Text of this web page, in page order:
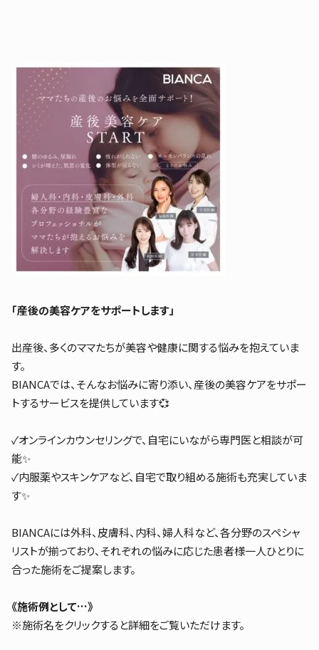
「産後の美容ケアをサポートします」
出産後、多くのママたちが美容や健康に関する悩みを抱えていま
す。
BIANCAでは、そんなお悩みに寄り添い、産後の美容ケアをサポー
トするサービスを提供しています💞
✓オンラインカウンセリングで、自宅にいながら専門医と相談が可
能✨
✓内服薬やスキンケアなど、自宅で取り組める施術も充実していま
す✨
BIANCAには外科、皮膚科、内科、婦人科など、各分野のスペシャ
リストが揃っており、それぞれの悩みに応じた患者様一人ひとりに
合った施術をご提案します。
《施術例として…》
※施術名をクリックすると詳細をご覧いただけます。